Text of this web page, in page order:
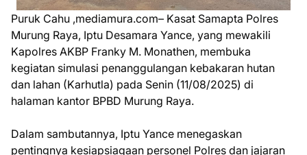
Puruk Cahu ,mediamura.com– Kasat Samapta Polres
Murung Raya, Iptu Desamara Yance, yang mewakili
Kapolres AKBP Franky M. Monathen, membuka
kegiatan simulasi penanggulangan kebakaran hutan
dan lahan (Karhutla) pada Senin (11/08/2025) di
halaman kantor BPBD Murung Raya.
Dalam sambutannya, Iptu Yance menegaskan
pentingnya kesiapsiagaan personel Polres dan jajaran